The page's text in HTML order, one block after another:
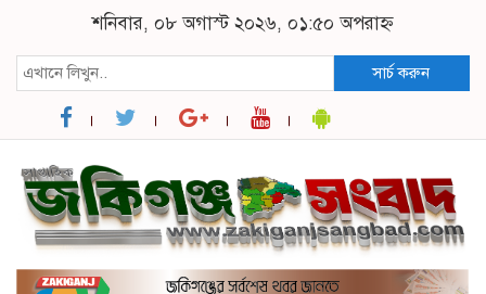
শনিবার, ০৮ অগাস্ট ২০২৬, ০১:৫০ অপরাহ্ন
সার্চ করুন